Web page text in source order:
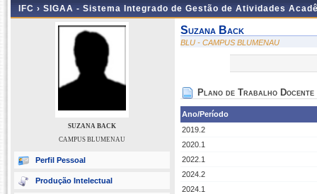
IFC › SIGAA - Sistema Integrado de Gestão de Atividades
SUZANA BACK
CAMPUS BLUMENAU
Perfil Pessoal
Produção Intelectual
Suzana Back
BLU - CAMPUS BLUMENAU
Plano de Trabalho Docente
Ano/Período
2019.2
2020.1
2022.1
2024.2
2024.1